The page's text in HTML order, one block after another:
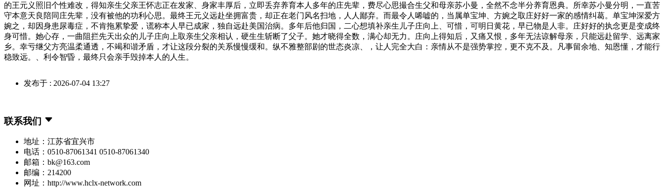
的王元义照旧个性难改，得知亲生父亲王怀志正在发家、身家丰厚后，立即丢弃养育本人多年的庄先辈，费尽心思撮合生父和母亲苏小曼，全然不念半分养育恩典。所幸苏小曼分明，一直苦
守本意天良陪同庄先辈，没有被他的功利心思。最终王元义远赴坐拥富贵，却正在老门风名扫地，人人鄙弃。而最令人唏嘘的，当属单宝坤、方婉之取庄好好一家的感情纠葛。单宝坤深爱方
婉之，却因身患尿毒症，不肯拖累挚爱，谎称本人早已成家，独自远赴美国治病。多年后他归国，二心想填补亲生儿子庄向上、可惜，可明日黄花，早已物是人非。庄好好的执念更是变成终
身可惜。她心存，一曲阻拦先天出众的儿子庄向上取亲生父亲相认，硬生生斩断了父子。她才晓得全数，满心却无力。庄向上得知后，又痛又恨，多年无法谅解母亲，只能远赴留学、远离家
乡。幸亏继父方亮温柔通透，不竭和谐矛盾，才让这段分裂的关系慢慢缓和。纵不雅整部剧的世态炎凉、，让人完全大白：亲情从不是强势掌控，更不克不及。凡事留余地、知恩懂，才能行
稳致远。、利令智昏，最终只会亲手毁掉本人的人生。
发布于 : 2026-07-04 13:27
联系我们
地址：江苏省宜兴市
电话：0510-87061341 0510-87061340
邮箱：bk@163.com
邮编：214200
网址：http://www.hclx-network.com